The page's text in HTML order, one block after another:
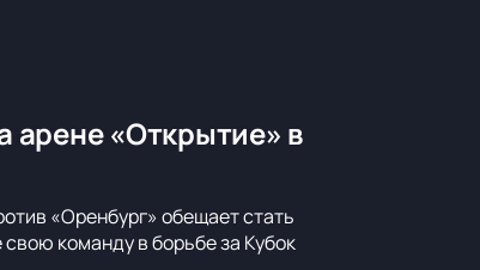
арене «Открытие» в
«Оренбург» обещает стать
команду в борьбе за Кубок